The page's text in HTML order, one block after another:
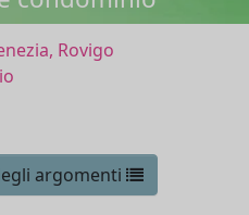
Rovigo
argomenti